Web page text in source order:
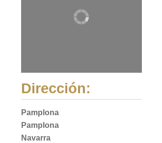
Dirección:
Pamplona
Pamplona
Navarra